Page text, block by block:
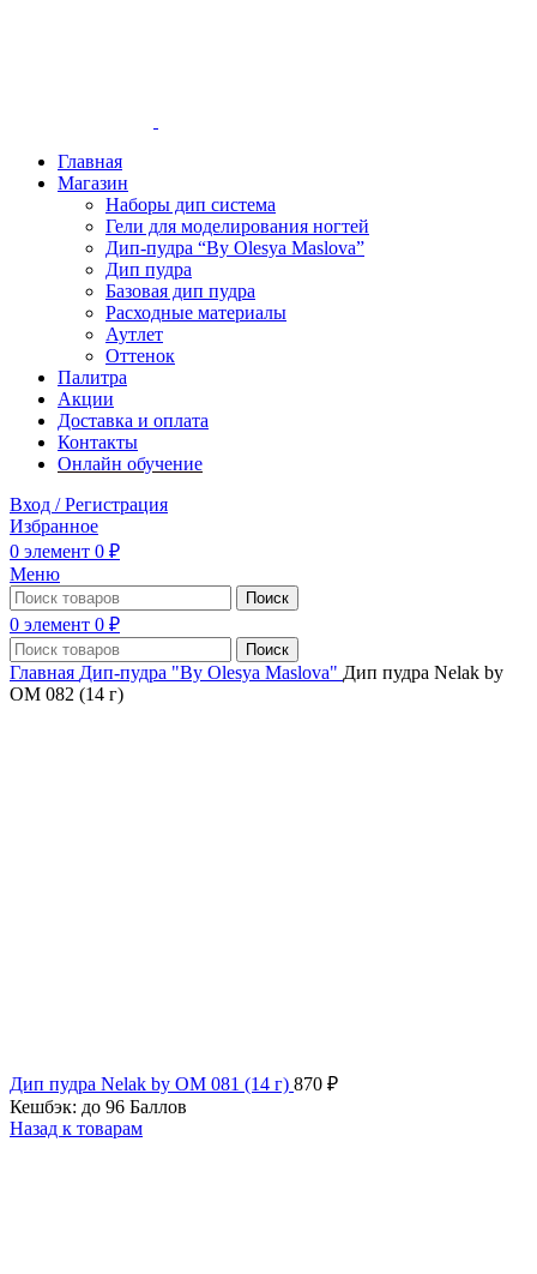
Главная
Магазин
Наборы дип система
Гели для моделирования ногтей
Дип-пудра “By Olesya Maslova”
Дип пудра
Базовая дип пудра
Расходные материалы
Аутлет
Оттенок
Палитра
Акции
Доставка и оплата
Контакты
Онлайн обучение
Вход / Регистрация
Избранное
0 элемент 0 ₽
Меню
Поиск
0 элемент 0 ₽
Поиск
Главная Дип-пудра "By Olesya Maslova" Дип пудра Nelak by
OM 082 (14 г)
Дип пудра Nelak by OM 081 (14 г) 870 ₽
Кешбэк: до 96 Баллов
Назад к товарам